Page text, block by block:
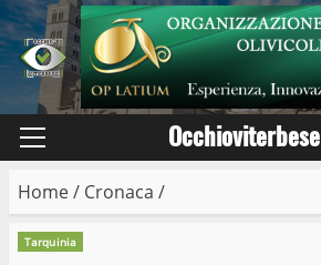
Skip
to
content
Primary
Occhioviterbese
Home/ Cronaca /
Tarquinia